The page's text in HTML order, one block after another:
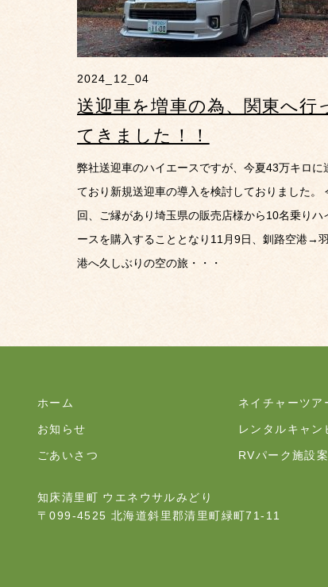
2024_12_04
送迎車を増車の為、関東へ行
てきました！！
弊社送迎車のハイエースですが、今夏43万キロに
ており新規送迎車の導入を検討しておりました。
回、ご縁があり埼玉県の販売店様から10名乗りハ
ースを購入することとなり11月9日、釧路空港→
港へ久しぶりの空の旅・・・
ホーム
お知らせ
ごあいさつ
ネイチャーツア
レンタルキャン
RVパーク施設
知床清里町 ウエネウサルみどり
〒099-4525 北海道斜里郡清里町緑町71-11